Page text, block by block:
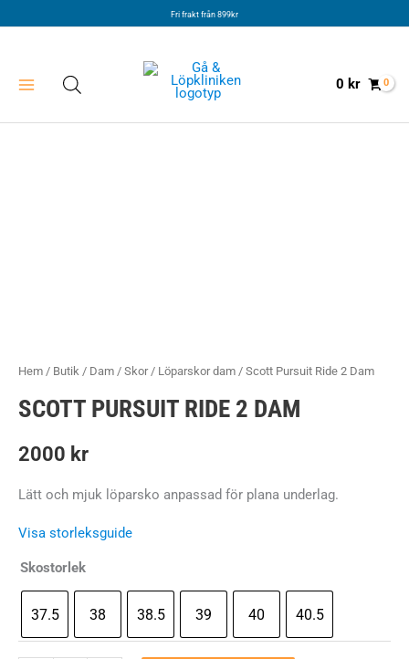
Fri frakt från 899kr
0 kr
Hem / Butik / Dam / Skor/ Löparskor dam / Scott Pursuit Ride 2 Dam
SCOTT PURSUIT RIDE 2 DAM
2000 kr
Lätt och mjuk löparsko anpassad för plana underlag.
Visa storleksguide
Skostorlek
37.5 38 38.5 39 40 40.5